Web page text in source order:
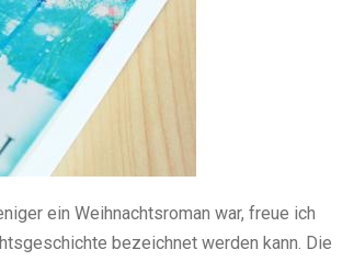
ein Weihnachtsroman war, freue ich
bezeichnet werden kann. Die